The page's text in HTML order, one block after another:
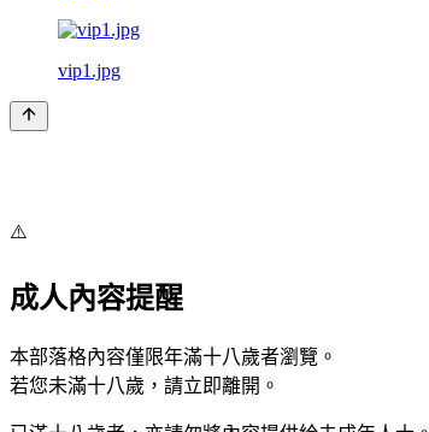
vip1.jpg
⚠️
成人內容提醒
本部落格內容僅限年滿十八歲者瀏覽。
若您未滿十八歲，請立即離開。